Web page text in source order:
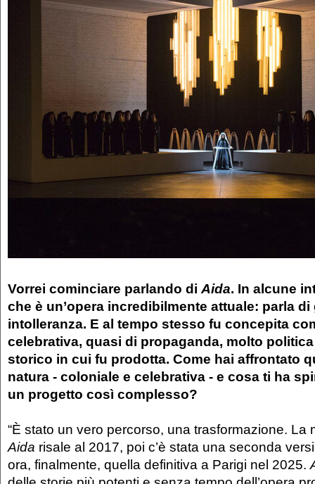
Vorrei cominciare parlando di Aida. In alcune
che è un’opera incredibilmente attuale: parla
intolleranza. E al tempo stesso fu concepita
celebrativa, quasi di propaganda, molto
storico in cui fu prodotta. Come hai affrontato
natura - coloniale e celebrativa - e cosa ti ha
un progetto così complesso?
“È stato un vero percorso, una trasformazione. La
Aida risale al 2017, poi c’è stata una seconda
ora, finalmente, quella definitiva a Parigi nel 2025.